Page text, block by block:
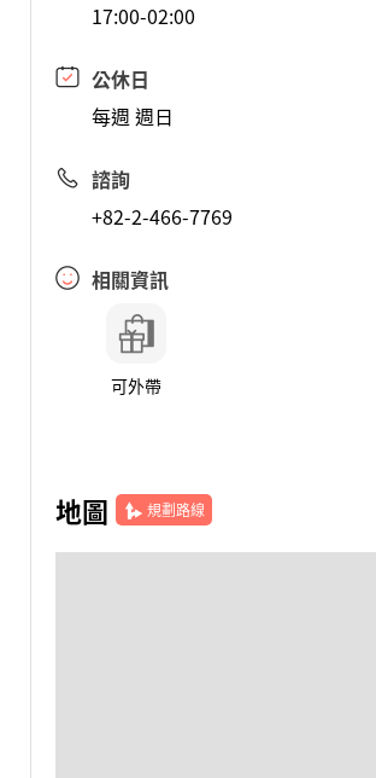
17:00-02:00
公休日
每週 週日
諮詢
+82-2-466-7769
相關資訊
可外帶
地圖 規劃路線